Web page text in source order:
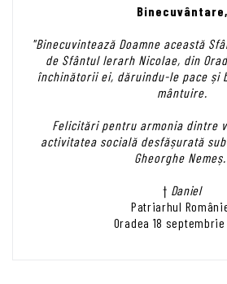
Binecuvântare,
"Binecuvintează Doamne această
de Sfântul Ierarh Nicolae, din
închinătorii ei, dăruindu-le pace și
mântuire.
Felicitări pentru armonia dintre
activitatea socială desfășurată
Gheorghe
† Daniel
Patriarhul
Oradea 18 septembrie